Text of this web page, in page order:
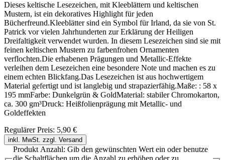
Dieses keltische Lesezeichen, mit Kleeblättern und keltischen
Mustern, ist ein dekoratives Highlight für jeden
Bücherfreund.Kleeblätter sind ein Symbol für Irland, da sie von St.
Patrick vor vielen Jahrhunderten zur Erklärung der Heiligen
Dreifaltigkeit verwendet wurden. In diesem Lesezeichen sind sie mit
feinen keltischen Mustern zu farbenfrohen Ornamenten
verflochten.Die erhabenen Prägungen und Metallic-Effekte
verleihen dem Lesezeichen eine besondere Note und machen es zu
einem echten Blickfang.Das Lesezeichen ist aus hochwertigem
Material gefertigt und ist langlebig und strapazierfähig.Maße: : 58 x
195 mmFarbe: Dunkelgrün & GoldMaterial: stabiler Chromokarton,
ca. 300 gm³Druck: Heißfolienprägung mit Metallic- und
Goldeffekten
Regulärer Preis: 5,90 €
inkl. MwSt. zzgl. Versand
Produkt Anzahl: Gib den gewünschten Wert ein oder benutze